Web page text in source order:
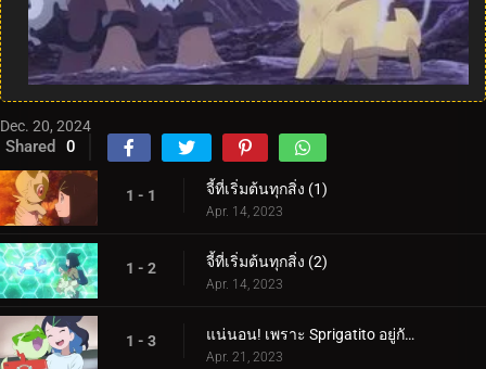
Dec. 20, 2024
Shared 0
1 - 1 จี้ที่เริ่มต้นทุกสิ่ง (1)
Apr. 14, 2023
1 - 2 จี้ที่เริ่มต้นทุกสิ่ง (2)
Apr. 14, 2023
1 - 3 แน่นอน! เพราะ Sprigatito อยู่กับฉัน!
Apr. 21, 2023